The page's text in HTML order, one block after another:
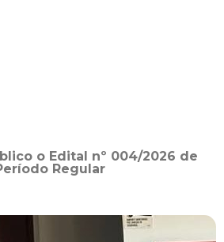
o Edital nº 004/2026 de
Regular